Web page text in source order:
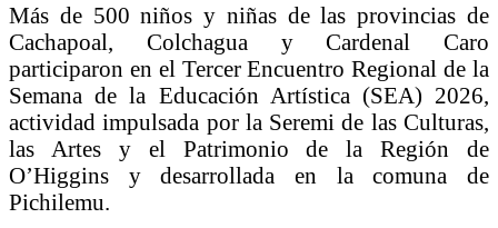
Más de 500 niños y niñas de las provincias de
Cachapoal, Colchagua y Cardenal Caro
participaron en el Tercer Encuentro Regional de la
Semana de la Educación Artística (SEA) 2026,
actividad impulsada por la Seremi de las Culturas,
las Artes y el Patrimonio de la Región de
O’Higgins y desarrollada en la comuna de
Pichilemu.